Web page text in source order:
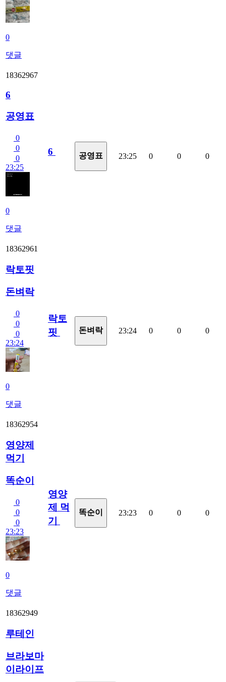
0
댓글
18362967
6
공영표
0
0
0
23:25
0
댓글
6 공영표 23:25 0 0 0
18362961
락토핏
돈벼락
0
0
0
23:24
0
댓글
락토
핏
돈벼락 23:24 0 0 0
18362954
영양제
먹기
똑순이
0
0
0
23:23
0
댓글
영양
제 먹
기
똑순이 23:23 0 0 0
18362949
루테인
브라보마
이라이프